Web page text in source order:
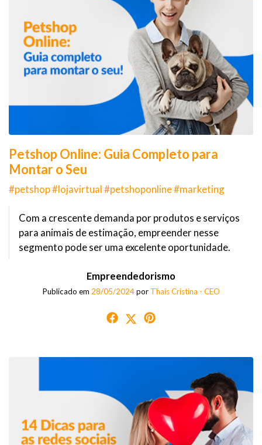
Petshop Online: Guia Completo para
Montar o Seu
#petshop #lojavirtual #petshoponline #marketing
Com a crescente demanda por produtos e serviços
para animais de estimação, empreender nesse
segmento pode ser uma excelente oportunidade.
Empreendedorismo
Publicado em 28/05/2024por Thaís Cristina - CEO